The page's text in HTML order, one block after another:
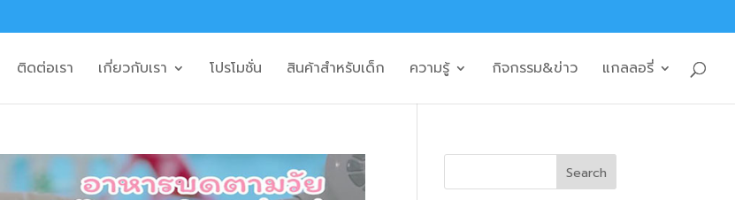
ติดต่อเรา เกี่ยวกับเรา โปรโมชั่น สินค้าสำหรับเด็ก ความรู้ กิจกรรม&ข่าว แกลลอรี่